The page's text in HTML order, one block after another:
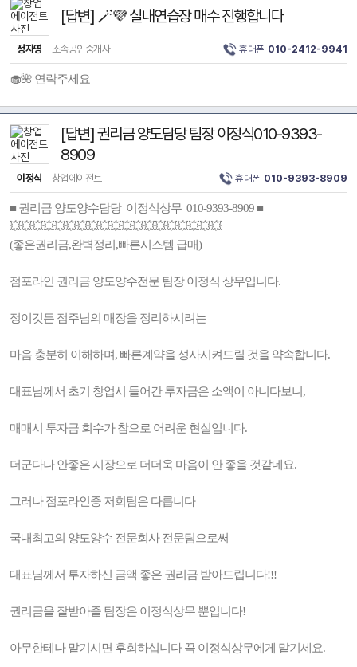
[답변] 🪄💜 실내연습장 매수 진행합니다
정자영 소속공인중개사 휴대폰 010-2412-9941
🧁🌺 연락주세요
[답변] 권리금 양도담당 팀장 이정식010-9393-
8909
이정식 창업에이전트 휴대폰 010-9393-8909
■ 권리금 양도양수담당 이정식상무 010-9393-8909 ■
💥💥💥💥💥💥💥💥💥💥💥💥💥💥💥💥💥💥💥
(좋은권리금,완벽정리,빠른시스템 급매)
점포라인 권리금 양도양수전문 팀장 이정식 상무입니다.
정이깃든 점주님의 매장을 정리하시려는
마음 충분히 이해하며, 빠른계약을 성사시켜드릴 것을 약속합니다.
대표님께서 초기 창업시 들어간 투자금은 소액이 아니다보니,
매매시 투자금 회수가 참으로 어려운 현실입니다.
더군다나 안좋은 시장으로 더더욱 마음이 안 좋을 것같네요.
그러나 점포라인중 저희팀은 다릅니다
국내최고의 양도양수 전문회사 전문팀으로써
대표님께서 투자하신 금액 좋은 권리금 받아드립니다!!!
권리금을 잘받아줄 팀장은 이정식상무 뿐입니다!
아무한테나 맡기시면 후회하십니다 꼭 이정식상무에게 맡기세요.